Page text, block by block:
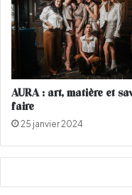
s
e
l
o
n
s
o
n
a
n
c
e
AURA : art, matière et
faire
25 janvier 2024